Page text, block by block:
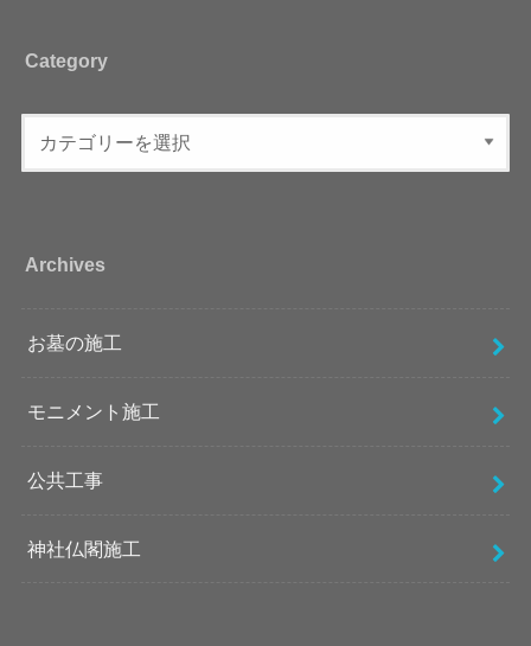
Category
Archives
お墓の施工
モニメント施工
公共工事
神社仏閣施工